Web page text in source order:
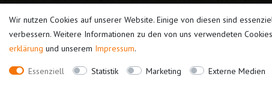
Wir nutzen Cookies auf unserer Website. Einige von diesen sind
verbessern. Weitere Informationen zu den von uns verwendeten
erklärung und unserem Impressum.
Essenziell Statistik Marketing Externe Medien
Widerrufsrecht
Warenkorb
Kasse